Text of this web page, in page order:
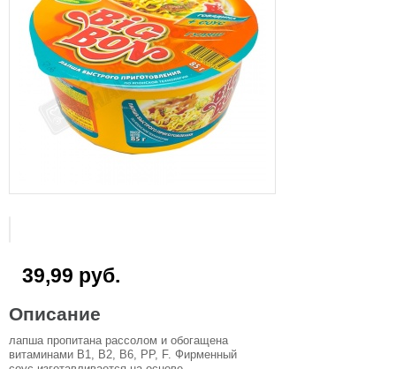
39,99 руб.
Описание
лапша пропитана рассолом и обогащена
витаминами В1, В2, В6, РР, F. Фирменный